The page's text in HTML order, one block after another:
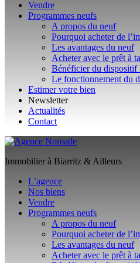
Vendre
Programmes neufs
A propos du neuf
Pourquoi acheter de
Les avantages du neuf
Acheter avec le prêt à
Bénéficier du dispositif
Le fonctionnement du
Estimer votre bien
Newsletter
Actualités
Contact
Immobilier à Biarritz & Ailleurs
L’agence
Nos biens
Vendre
Programmes neufs
A propos du neuf
Pourquoi acheter de
Les avantages du neuf
Acheter avec le prêt à